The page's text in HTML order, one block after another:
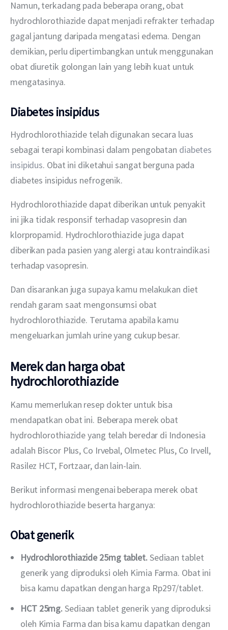
Namun, terkadang pada beberapa orang, obat
hydrochlorothiazide dapat menjadi refrakter terhadap
gagal jantung daripada mengatasi edema. Dengan
demikian, perlu dipertimbangkan untuk menggunakan
obat diuretik golongan lain yang lebih kuat untuk
mengatasinya.
Diabetes insipidus
Hydrochlorothiazide telah digunakan secara luas
sebagai terapi kombinasi dalam pengobatan diabetes
insipidus. Obat ini diketahui sangat berguna pada
diabetes insipidus nefrogenik.
Hydrochlorothiazide dapat diberikan untuk penyakit
ini jika tidak responsif terhadap vasopresin dan
klorpropamid. Hydrochlorothiazide juga dapat
diberikan pada pasien yang alergi atau kontraindikasi
terhadap vasopresin.
Dan disarankan juga supaya kamu melakukan diet
rendah garam saat mengonsumsi obat
hydrochlorothiazide. Terutama apabila kamu
mengeluarkan jumlah urine yang cukup besar.
Merek dan harga obat
hydrochlorothiazide
Kamu memerlukan resep dokter untuk bisa
mendapatkan obat ini. Beberapa merek obat
hydrochlorothiazide yang telah beredar di Indonesia
adalah Biscor Plus, Co Irvebal, Olmetec Plus, Co Irvell,
Rasilez HCT, Fortzaar, dan lain-lain.
Berikut informasi mengenai beberapa merek obat
hydrochlorothiazide beserta harganya:
Obat generik
Hydrochlorothiazide 25mg tablet.Sediaan tablet
generik yang diproduksi oleh Kimia Farma. Obat ini
bisa kamu dapatkan dengan harga Rp297/tablet.
HCT 25mg.Sediaan tablet generik yang diproduksi
oleh Kimia Farma dan bisa kamu dapatkan dengan